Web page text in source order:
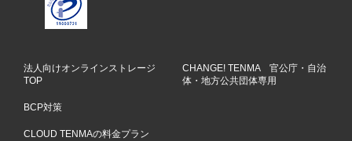
法人向けオンラインストレージ
TOP
BCP対策
CLOUD TENMAの料金プラン
CHANGE! TENMA 官公庁・自治
体・地方公共団体専用